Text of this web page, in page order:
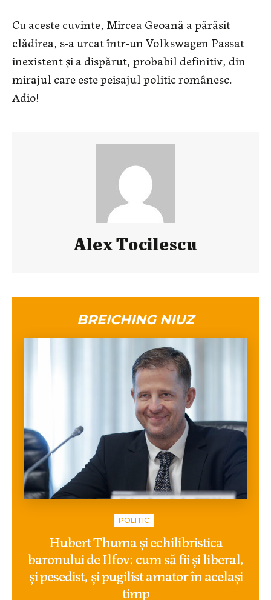
Cu aceste cuvinte, Mircea Geoană a părăsit
clădirea, s-a urcat într-un Volkswagen Passat
inexistent şi a dispărut, probabil definitiv, din
mirajul care este peisajul politic românesc.
Adio!
Alex Tocilescu
BREICHING NIUZ
POLITIC
Hubert Thuma și echilibristica
baronului de Ilfov: cum să fii și liberal,
și pesedist, și pugilist amator în același
timp